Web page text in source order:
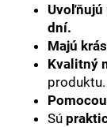
Uvoľňujú
dní.
Majú
Kvalitný
produktu.
Sú